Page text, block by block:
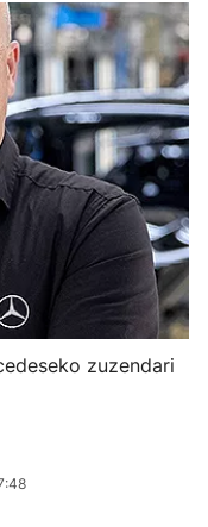
zuzendari